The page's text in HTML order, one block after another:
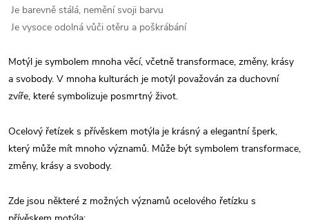
Je barevně stálá, nemění svoji barvu
Je vysoce odolná vůči otěru a poškrábání
Motýl je symbolem mnoha věcí, včetně transformace, změny, krásy
a svobody. V mnoha kulturách je motýl považován za duchovní
zvíře, které symbolizuje posmrtný život.
Ocelový řetízek s přívěskem motýla je krásný a elegantní šperk,
který může mít mnoho významů. Může být symbolem transformace,
změny, krásy a svobody.
Zde jsou některé z možných významů ocelového řetízku s